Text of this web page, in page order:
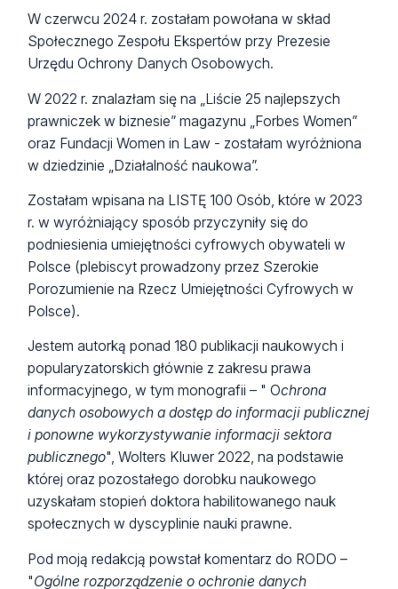
W czerwcu 2024 r. zostałam powołana w skład
Społecznego Zespołu Ekspertów przy Prezesie
Urzędu Ochrony Danych Osobowych.
W 2022 r. znalazłam się na „Liście 25 najlepszych
prawniczek w biznesie” magazynu „Forbes Women”
oraz Fundacji Women in Law - zostałam wyróżniona
w dziedzinie „Działalność naukowa”.
Zostałam wpisana na LISTĘ 100 Osób, które w 2023
r. w wyróżniający sposób przyczyniły się do
podniesienia umiejętności cyfrowych obywateli w
Polsce (plebiscyt prowadzony przez Szerokie
Porozumienie na Rzecz Umiejętności Cyfrowych w
Polsce).
Jestem autorką ponad 180 publikacji naukowych i
popularyzatorskich głównie z zakresu prawa
informacyjnego, w tym monografii – " Ochrona
danych osobowych a dostęp do informacji publicznej
i ponowne wykorzystywanie informacji sektora
publicznego", Wolters Kluwer 2022, na podstawie
której oraz pozostałego dorobku naukowego
uzyskałam stopień doktora habilitowanego nauk
społecznych w dyscyplinie nauki prawne.
Pod moją redakcją powstał komentarz do RODO –
"Ogólne rozporządzenie o ochronie danych